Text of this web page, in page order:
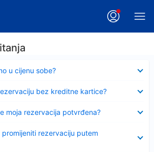
u cijenu sobe?
bez kreditne kartice?
moja rezervacija potvrđena?
rezervaciju putem